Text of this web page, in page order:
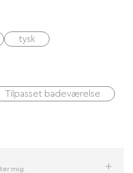
tysk
Tilpasset badeværelse
mig